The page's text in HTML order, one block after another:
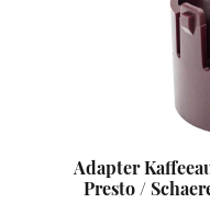
Adapter
Presto /